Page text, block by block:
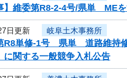
】維委第R8-2-4号/県単 ME
日更新 岐阜土木事務所
R8単修-1号 県単 道路維持
に関する一般競争入札公告